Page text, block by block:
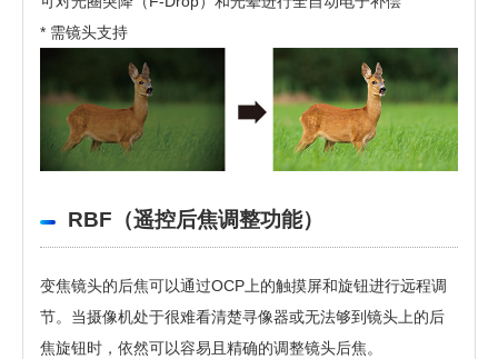
* 需镜头支持
RBF（遥控后焦调整功能）
变焦镜头的后焦可以通过OCP上的触摸屏和旋钮进行远程调
节。当摄像机处于很难看清楚寻像器或无法够到镜头上的后
焦旋钮时，依然可以容易且精确的调整镜头后焦。